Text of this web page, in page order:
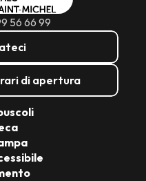
56 66 99
di apertura